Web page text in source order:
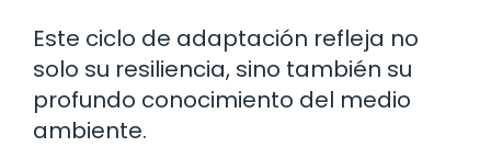
Este ciclo de adaptación refleja no
solo su resiliencia, sino también su
profundo conocimiento del medio
ambiente.